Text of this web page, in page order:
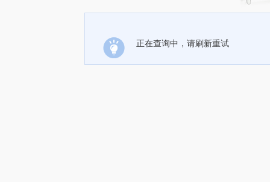
正在查询中，请刷新重试